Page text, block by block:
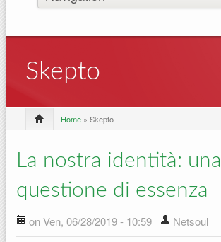
Skepto
Home » Skepto
La nostra identità: una
questione di essenza
on Ven, 06/28/2019 - 10:59 Netsoul